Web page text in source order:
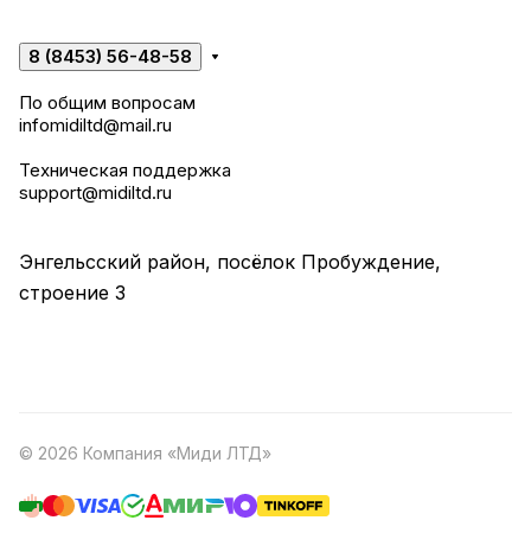
8 (8453) 56-48-58
По общим вопросам
infomidiltd@mail.ru
Техническая поддержка
support@midiltd.ru
Энгельсский район, посёлок Пробуждение,
строение 3
© 2026 Компания «Миди ЛТД»